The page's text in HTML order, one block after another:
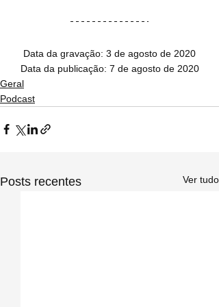
Data da gravação: 3 de agosto de 2020
Data da publicação: 7 de agosto de 2020
Geral
Podcast
Posts recentes Ver tudo